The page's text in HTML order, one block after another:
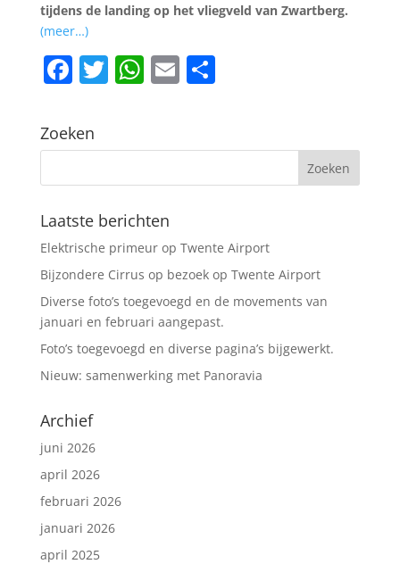
tijdens de landing op het vliegveld van Zwartberg.
(meer…)
F
c
e
b
o
o
k
T
er
W
s
A
p
p
E
l
D
n
Zoeken
Laatste berichten
Elektrische primeur op Twente Airport
Bijzondere Cirrus op bezoek op Twente Airport
Diverse foto’s toegevoegd en de movements van
januari en februari aangepast.
Foto’s toegevoegd en diverse pagina’s bijgewerkt.
Nieuw: samenwerking met Panoravia
Archief
juni 2026
april 2026
februari 2026
januari 2026
april 2025